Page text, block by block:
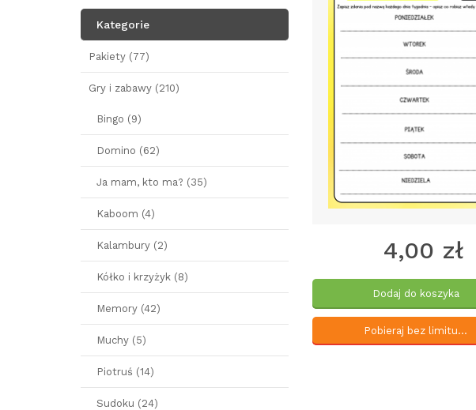
4,00 zł
Dodaj do koszyka
Pobieraj bez limitu...
Kategorie
Pakiety (77)
Gry i zabawy (210)
Bingo (9)
Domino (62)
Ja mam, kto ma? (35)
Kaboom (4)
Kalambury (2)
Kółko i krzyżyk (8)
Memory (42)
Muchy (5)
Piotruś (14)
Sudoku (24)